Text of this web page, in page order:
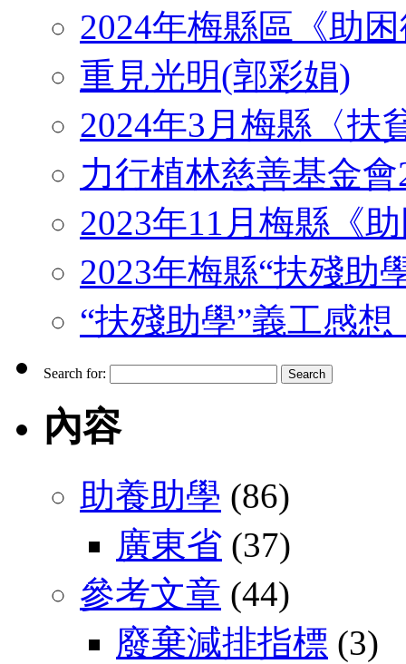
2024年梅縣區《助
重見光明(郭彩娟)
2024年3月梅縣〈扶
力行植林慈善基金
2023年11月梅縣《
2023年梅縣“扶殘助
“扶殘助學”義工感想
Search for:
內容
助養助學 (86)
廣東省 (37)
參考文章 (44)
廢棄減排指標 (3)